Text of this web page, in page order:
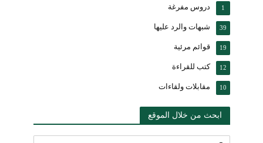
دروس مفرغة 1
شبهات والرد عليها 39
قوائم مرئية 19
كتب للقراءة 12
مقابلات ولقاءات 10
ابحث من خلال الموقع